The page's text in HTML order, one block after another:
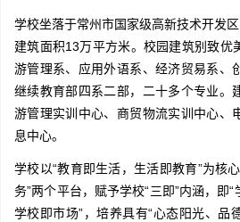
学校坐落于常州市国家级高新技术开发
建筑面积13万平方米。校园建筑别致优
游管理系、应用外语系、经济贸易系、
继续教育部四系二部，二十多个专业。
游管理实训中心、商贸物流实训中心、
息中心。
学校以“教育即生活，生活即教育”为核
务”两个平台，赋予学校“三即”内涵，即“
学校即市场”，培养具有“心态阳光、品